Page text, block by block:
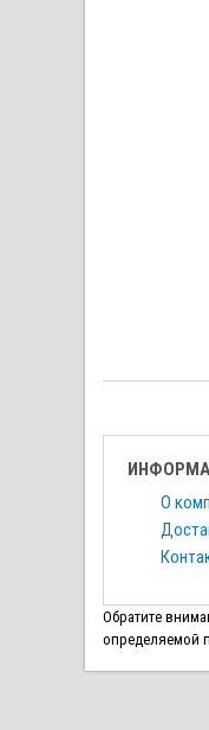
О
Обратите
определяемой